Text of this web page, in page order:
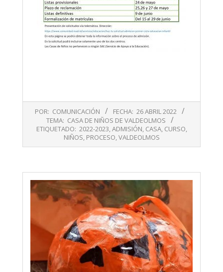
POR: COMUNICACIÓN FECHA: 26 ABRIL 2022
TEMA: CASA DE NIÑOS DE VALDEOLMOS
ETIQUETADO: 2022-2023,ADMISIÓN, CASA, CURSO,
NIÑOS, PROCESO,VALDEOLMOS